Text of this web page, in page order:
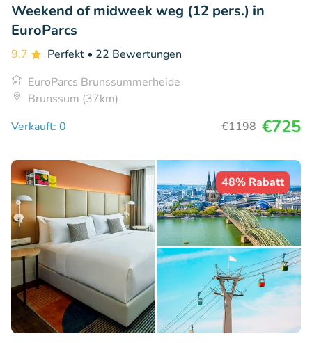
Weekend of midweek weg (12 pers.) in
EuroParcs
9.7 Perfekt • 22 Bewertungen
EuroParcs Brunssummerheide
Brunssum (37km)
Verkauft: 0
€1198 €725
48% Rabatt